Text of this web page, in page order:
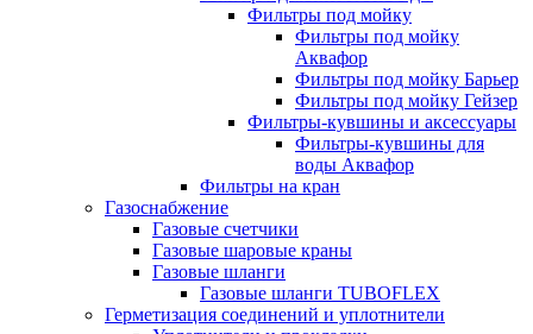
Фильтры под мойку
Фильтры под мойку
Аквафор
Фильтры под мойку Барьер
Фильтры под мойку Гейзер
Фильтры-кувшины и аксессуары
Фильтры-кувшины для
воды Аквафор
Фильтры на кран
Газоснабжение
Газовые счетчики
Газовые шаровые краны
Газовые шланги
Газовые шланги TUBOFLEX
Герметизация соединений и уплотнители